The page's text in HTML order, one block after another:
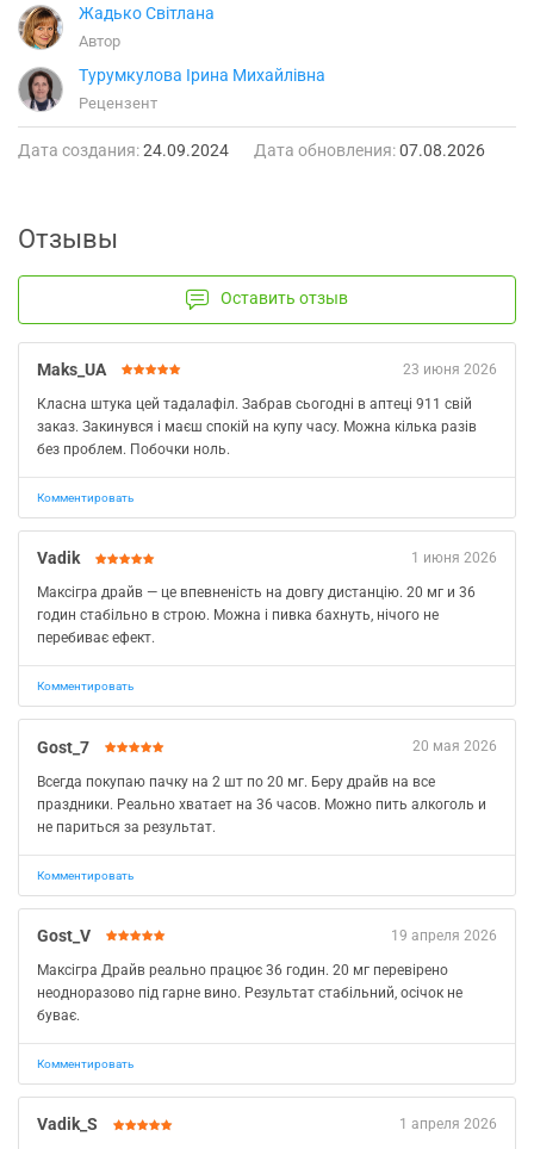
Жадько Світлана
Автор
Турумкулова Ірина Михайлівна
Рецензент
Дата создания:24.09.2024 Дата обновления:07.08.2026
Отзывы
Оставить отзыв
23 июня 2026
Maks_UA
Класна штука цей тадалафіл. Забрав сьогодні в аптеці 911 свій
заказ. Закинувся і маєш спокій на купу часу. Можна кілька разів
без проблем. Побочки ноль.
Комментировать
1 июня 2026
Vadik
Максігра драйв — це впевненість на довгу дистанцію. 20 мг и 36
годин стабільно в строю. Можна і пивка бахнуть, нічого не
перебиває ефект.
Комментировать
20 мая 2026
Gost_7
Всегда покупаю пачку на 2 шт по 20 мг. Беру драйв на все
праздники. Реально хватает на 36 часов. Можно пить алкоголь и
не париться за результат.
Комментировать
19 апреля 2026
Gost_V
Максігра Драйв реально працює 36 годин. 20 мг перевірено
неодноразово під гарне вино. Результат стабільний, осічок не
буває.
Комментировать
1 апреля 2026
Vadik_S